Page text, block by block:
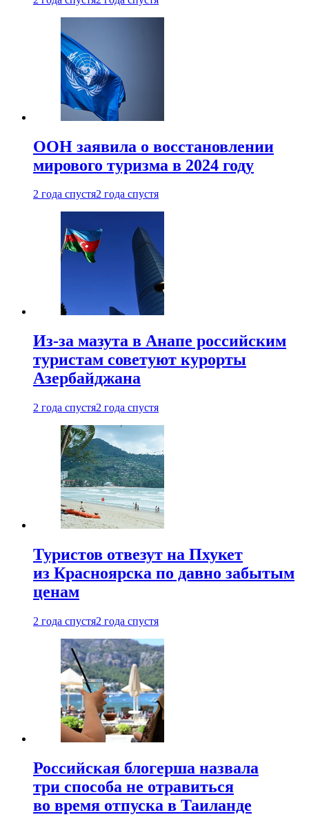
ООН заявила о восстановлении
мирового туризма в 2024 году
2 года спустя2 года спустя
Из-за мазута в Анапе российским
туристам советуют курорты
Азербайджана
2 года спустя2 года спустя
Туристов отвезут на Пхукет
из Красноярска по давно забытым
ценам
2 года спустя2 года спустя
Российская блогерша назвала
три способа не отравиться
во время отпуска в Таиланде